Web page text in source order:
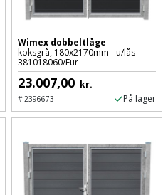
Wimex dobbeltlåge
koksgrå, 180x2170mm - u/lås
381018060/Fur
23.007,00 kr.
#2396673 På lager